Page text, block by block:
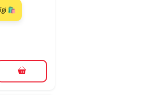
🛍️
Pievienot grozam